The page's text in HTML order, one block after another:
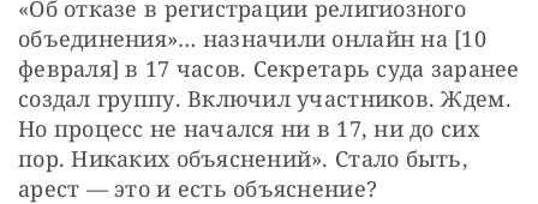
«Об отказе в регистрации религиозного
объединения»… назначили онлайн на [10
февраля] в 17 часов. Секретарь суда заранее
создал группу. Включил участников. Ждем.
Но процесс не начался ни в 17, ни до сих
пор. Никаких объяснений». Стало быть,
арест — это и есть объяснение?